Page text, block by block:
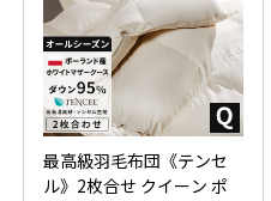
最高級羽毛布団《テンセ
ル》2枚合せ クイーン ポ